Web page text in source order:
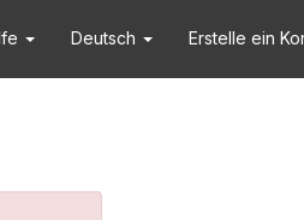
Deutsch Erstelle ein